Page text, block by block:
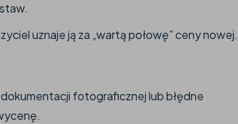
uznaje ją za „wartą połowę” ceny nowej.
fotograficznej lub błędne